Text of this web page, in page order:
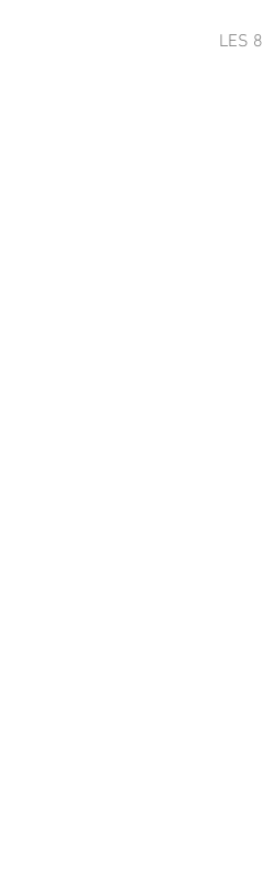
LES 8